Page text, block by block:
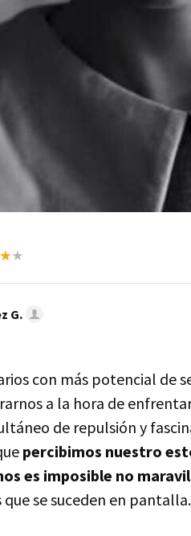
G.
con más potencial de
a la hora de
de repulsión y
percibimos nuestro
es imposible no
se suceden en pantalla.